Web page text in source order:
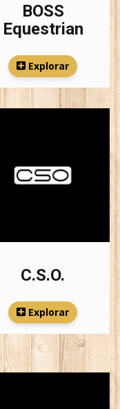
BOSS
Equestrian
Explorar
C.S.O.
Explorar